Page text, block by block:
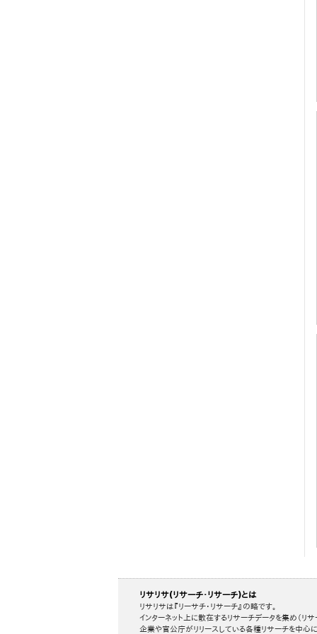
リサリサ(リサーチ・リサーチ)とは
リサリサは『リーサチ・リサーチ』の略です。
インターネット上に散在するリサーチデータを集め（リ
企業や官公庁がリリースしている各種リサーチを中心